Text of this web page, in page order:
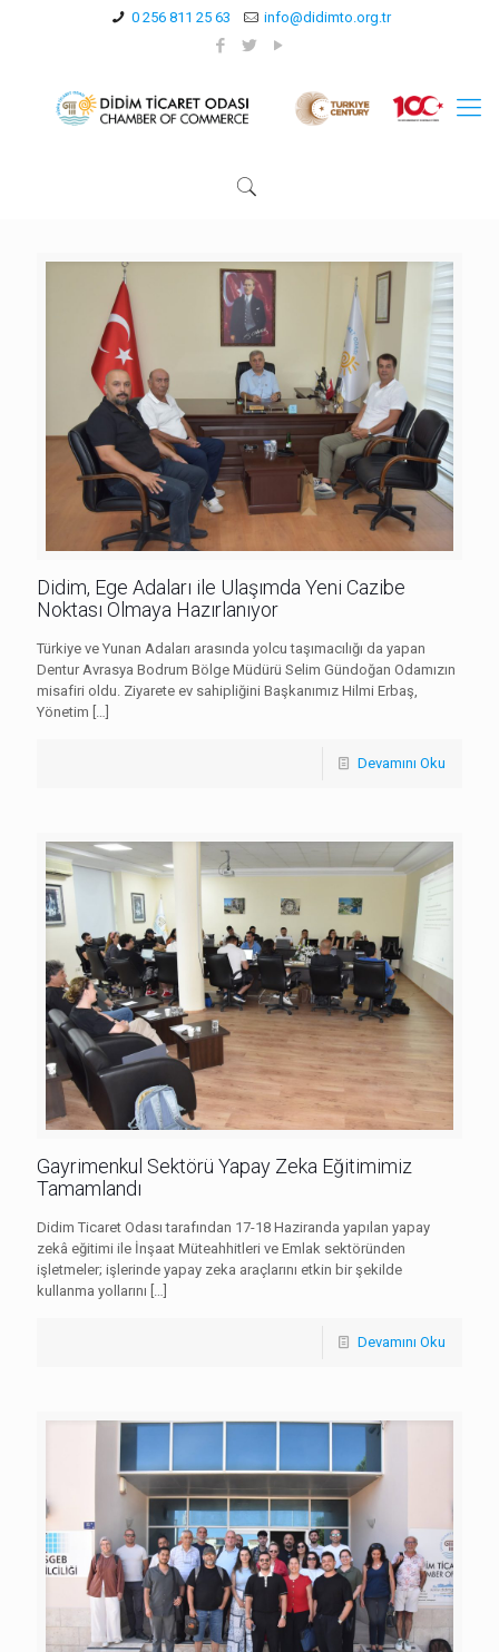
0 256 811 25 63 info@didimto.org.tr
Didim, Ege Adaları ile Ulaşımda Yeni Cazibe
Noktası Olmaya Hazırlanıyor
Türkiye ve Yunan Adaları arasında yolcu taşımacılığı da yapan
Dentur Avrasya Bodrum Bölge Müdürü Selim Gündoğan Odamızın
misafiri oldu. Ziyarete ev sahipliğini Başkanımız Hilmi Erbaş,
Yönetim […]
Devamını Oku
Gayrimenkul Sektörü Yapay Zeka Eğitimimiz
Tamamlandı
Didim Ticaret Odası tarafından 17-18 Haziranda yapılan yapay
zekâ eğitimi ile İnşaat Müteahhitleri ve Emlak sektöründen
işletmeler; işlerinde yapay zeka araçlarını etkin bir şekilde
kullanma yollarını […]
Devamını Oku